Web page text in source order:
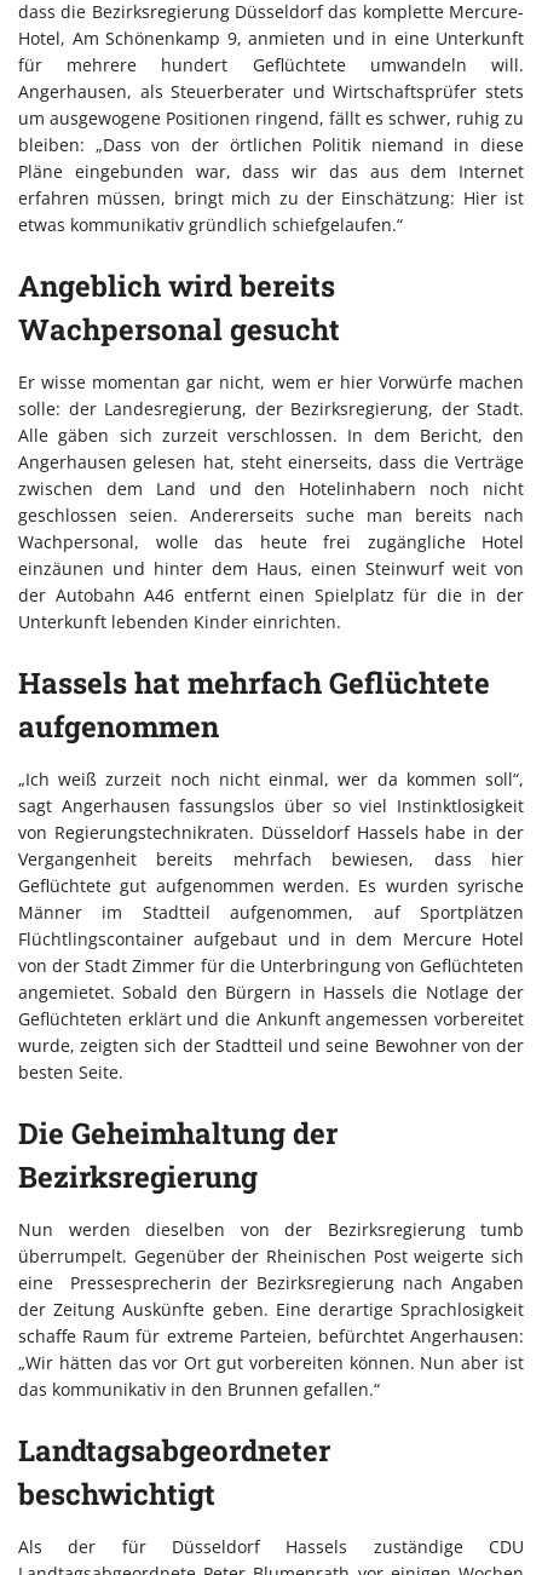
dass die Bezirksregierung Düsseldorf das komplette Mercure-
Hotel, Am Schönenkamp 9, anmieten und in eine Unterkunft
für mehrere hundert Geflüchtete umwandeln will.
Angerhausen, als Steuerberater und Wirtschaftsprüfer stets
um ausgewogene Positionen ringend, fällt es schwer, ruhig zu
bleiben: „Dass von der örtlichen Politik niemand in diese
Pläne eingebunden war, dass wir das aus dem Internet
erfahren müssen, bringt mich zu der Einschätzung: Hier ist
etwas kommunikativ gründlich schiefgelaufen.“
Angeblich wird bereits
Wachpersonal gesucht
Er wisse momentan gar nicht, wem er hier Vorwürfe machen
solle: der Landesregierung, der Bezirksregierung, der Stadt.
Alle gäben sich zurzeit verschlossen. In dem Bericht, den
Angerhausen gelesen hat, steht einerseits, dass die Verträge
zwischen dem Land und den Hotelinhabern noch nicht
geschlossen seien. Andererseits suche man bereits nach
Wachpersonal, wolle das heute frei zugängliche Hotel
einzäunen und hinter dem Haus, einen Steinwurf weit von
der Autobahn A46 entfernt einen Spielplatz für die in der
Unterkunft lebenden Kinder einrichten.
Hassels hat mehrfach Geflüchtete
aufgenommen
„Ich weiß zurzeit noch nicht einmal, wer da kommen soll“,
sagt Angerhausen fassungslos über so viel Instinktlosigkeit
von Regierungstechnikraten. Düsseldorf Hassels habe in der
Vergangenheit bereits mehrfach bewiesen, dass hier
Geflüchtete gut aufgenommen werden. Es wurden syrische
Männer im Stadtteil aufgenommen, auf Sportplätzen
Flüchtlingscontainer aufgebaut und in dem Mercure Hotel
von der Stadt Zimmer für die Unterbringung von Geflüchteten
angemietet. Sobald den Bürgern in Hassels die Notlage der
Geflüchteten erklärt und die Ankunft angemessen vorbereitet
wurde, zeigten sich der Stadtteil und seine Bewohner von der
besten Seite.
Die Geheimhaltung der
Bezirksregierung
Nun werden dieselben von der Bezirksregierung tumb
überrumpelt. Gegenüber der Rheinischen Post weigerte sich
eine Pressesprecherin der Bezirksregierung nach Angaben
der Zeitung Auskünfte geben. Eine derartige Sprachlosigkeit
schaffe Raum für extreme Parteien, befürchtet Angerhausen:
„Wir hätten das vor Ort gut vorbereiten können. Nun aber ist
das kommunikativ in den Brunnen gefallen.“
Landtagsabgeordneter
beschwichtigt
Als der für Düsseldorf Hassels zuständige CDU